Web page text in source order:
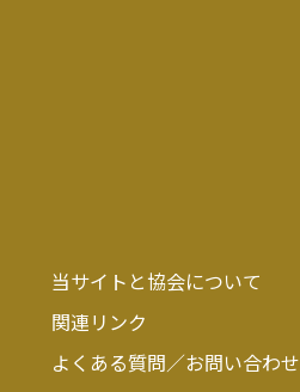
当サイトと協会について
関連リンク
よくある質問／お問い合わせ